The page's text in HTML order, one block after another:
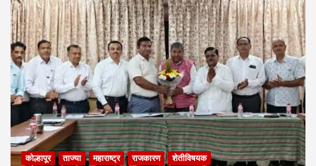
कोल्हापूर ताज्या महाराष्ट्र राजकारण शेतीविषयक